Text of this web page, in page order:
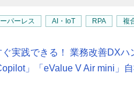
パーレス AI・IoT RPA 複
ぐ実践できる！ 業務改善DXハ
」「eValue V Air mini」